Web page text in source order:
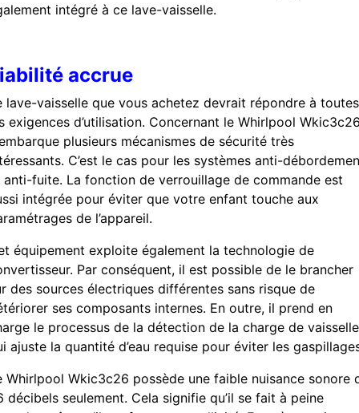
intégré à ce lave-vaisselle.
accrue
lave-vaisselle que vous achetez devrait répondre à toutes
exigences d’utilisation. Concernant le Whirlpool
plusieurs mécanismes de sécurité très
C’est le cas pour les systèmes anti-
anti-fuite. La fonction de verrouillage de commande est
intégrée pour éviter que votre enfant touche aux
de l’appareil.
équipement exploite également la technologie de
Par conséquent, il est possible de le brancher
des sources électriques différentes sans risque de
ses composants internes. En outre, il prend en
le processus de la détection de la charge de vaisselle
ajuste la quantité d’eau requise pour éviter les
Whirlpool Wkic3c26 possède une faible nuisance sonore
décibels seulement. Cela signifie qu’il se fait à peine